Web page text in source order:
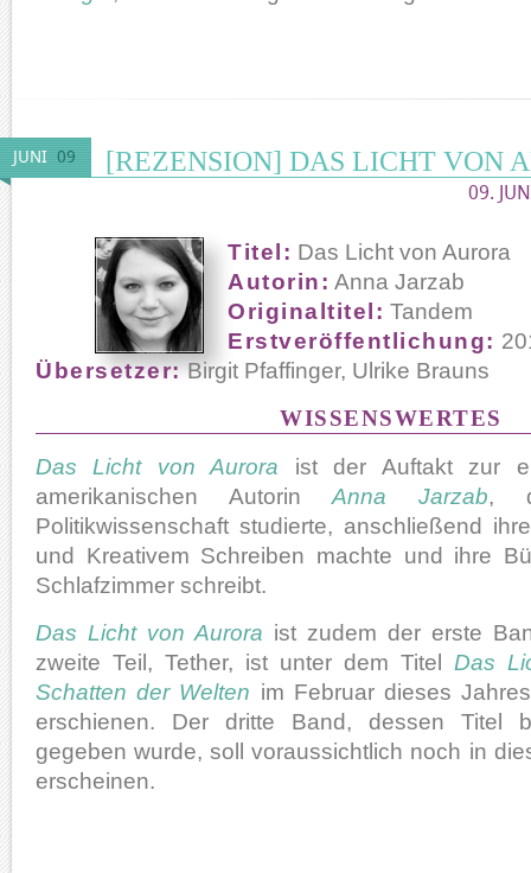
JUNI 09 [REZENSION] DAS LICHT VON
09.
Titel: Das Licht von Aurora
Autorin: Anna Jarzab
Originaltitel: Tandem
Erstveröffentlichung:
Übersetzer:Birgit Pfaffinger, Ulrike Brauns
WISSENSWERTES
Das Licht von Aurora ist der Auftakt zur
amerikanischen AutorinAnna Jarzab,
Politikwissenschaft studierte, anschließend
und Kreativem Schreiben machte und ihre
Schlafzimmer schreibt.
Das Licht von Aurora ist zudem der erste
zweite Teil, Tether, ist unter dem Titel Das
Schatten der Welten im Februar dieses
erschienen. Der dritte Band, dessen Titel
gegeben wurde, soll voraussichtlich noch in
erscheinen.